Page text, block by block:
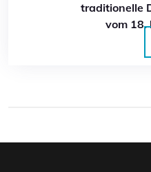
traditionelle
vom 18.